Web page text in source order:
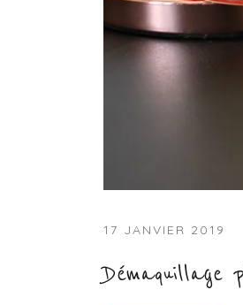
17 JANVIER 2019